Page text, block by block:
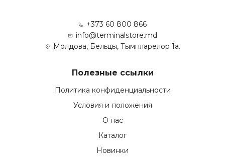
+373 60 800 866
info@terminalstore.md
Молдова, Бельцы, Тымпларелор 1а.
Полезные ссылки
Политика конфиденциальности
Условия и положения
О нас
Каталог
Новинки